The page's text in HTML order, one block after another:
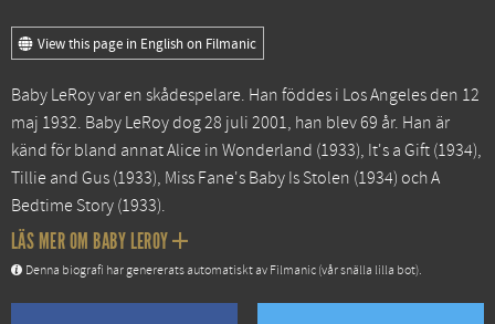
View this page in English on Filmanic
Baby LeRoy var en skådespelare. Han föddes i Los Angeles den 12
maj 1932. Baby LeRoy dog 28 juli 2001, han blev 69 år. Han är
känd för bland annatAlice in Wonderland (1933), It's a Gift (1934),
Tillie and Gus (1933), Miss Fane's Baby Is Stolen (1934) ochA
Bedtime Story (1933).
LÄS MER OM BABY LEROY
Denna biografi har genererats automatiskt av Filmanic (vår snälla lilla bot).